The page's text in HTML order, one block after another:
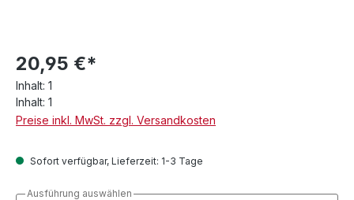
20,95 €*
Inhalt: 1
Inhalt: 1
Preise inkl. MwSt. zzgl. Versandkosten
Sofort verfügbar, Lieferzeit: 1-3 Tage
Ausführung auswählen